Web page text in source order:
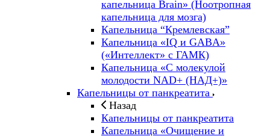
капельница Brain» (Ноотропная
капельница для мозга)
Капельница “Кремлевская”
Капельница «IQ и GABA»
(«Интеллект» с ГАМК)
Капельница «С молекулой
молодости NAD+ (НАД+)»
Капельницы от панкреатита
Назад
Капельницы от панкреатита
Капельница «Очищение и